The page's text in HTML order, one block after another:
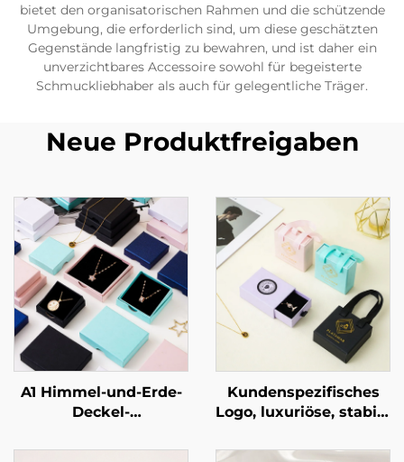
bietet den organisatorischen Rahmen und die schützende
Umgebung, die erforderlich sind, um diese geschätzten
Gegenstände langfristig zu bewahren, und ist daher ein
unverzichtbares Accessoire sowohl für begeisterte
Schmuckliebhaber als auch für gelegentliche Träger.
Neue Produktfreigaben
A1 Himmel-und-Erde-
Deckel-
für Ringe und
Kundenspezifisches
Logo, luxuriöse, stabile
Schubladenbox mit